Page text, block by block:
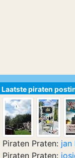
Laatste piraten
Piraten Praten: jan
Piraten Praten: